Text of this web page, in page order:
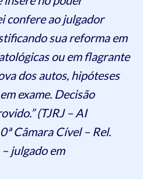
confere ao julgador
sua reforma em
ou em flagrante
dos autos, hipóteses
exame. Decisão
(TJRJ – AI
Câmara Cível – Rel.
julgado em